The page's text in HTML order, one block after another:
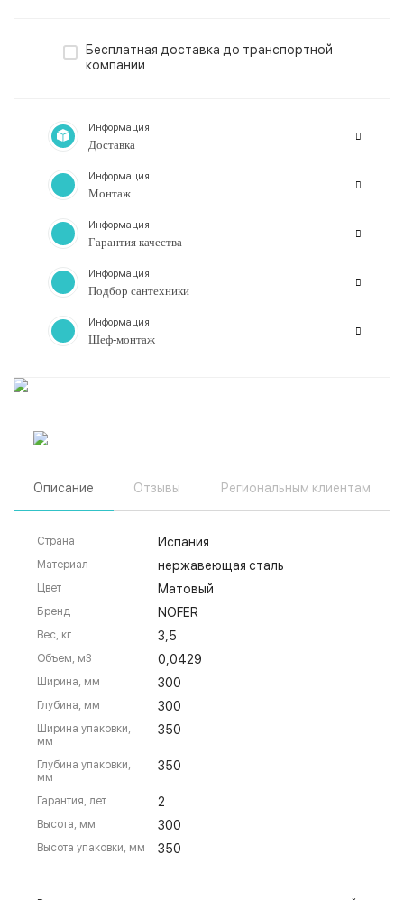
Бесплатная доставка до транспортной
компании
Информация
Доставка
Информация
Монтаж
Информация
Гарантия качества
Информация
Подбор сантехники
Информация
Шеф-монтаж
Описание Отзывы Региональным клиентам
Страна Испания
Материал нержавеющая сталь
Цвет Матовый
Бренд NOFER
Вес, кг 3,5
Объем, м3 0,0429
Ширина, мм 300
Глубина, мм 300
Ширина упаковки,
мм
350
Глубина упаковки,
мм
350
Гарантия, лет 2
Высота, мм 300
Высота упаковки, мм 350